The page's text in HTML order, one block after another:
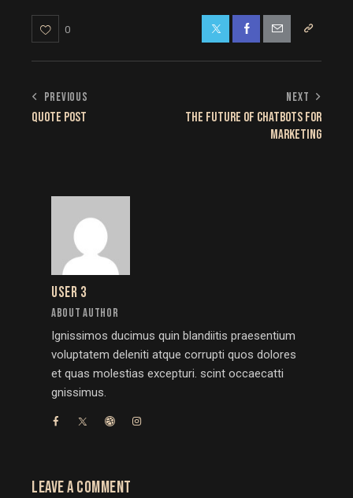
0
PREVIOUS
QUOTE POST
NEXT
THE FUTURE OF CHATBOTS FOR
MARKETING
USER 3
ABOUT AUTHOR
Ignissimos ducimus quin blandiitis praesentium
voluptatem deleniti atque corrupti quos dolores
et quas molestias excepturi. scint occaecatti
gnissimus.
LEAVE A COMMENT